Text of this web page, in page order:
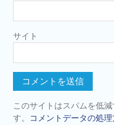
サイト
このサイトはスパムを低
す。
コメントデータの処